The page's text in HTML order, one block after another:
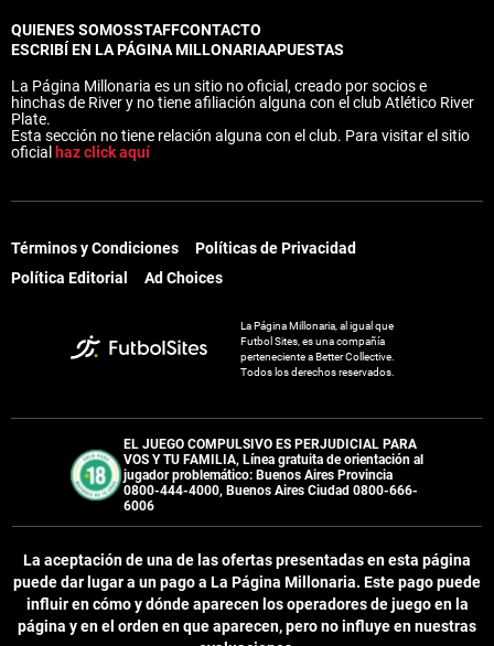
QUIENES SOMOSSTAFFCONTACTO
ESCRIBÍ EN LA PÁGINA MILLONARIAAPUESTAS
La Página Millonaria es un sitio no oficial, creado por socios e
hinchas de River y no tiene afiliación alguna con el club Atlético River
Plate.
Esta sección no tiene relación alguna con el club. Para visitar el sitio
oficial haz click aquí
Términos y Condiciones
Políticas de Privacidad
Política Editorial
Ad Choices
La Página Millonaria, al igual que
Futbol Sites, es una compañía
perteneciente a Better Collective.
Todos los derechos reservados.
EL JUEGO COMPULSIVO ES PERJUDICIAL PARA
VOS Y TU FAMILIA, Línea gratuita de orientación al
jugador problemático: Buenos Aires Provincia
0800-444-4000, Buenos Aires Ciudad 0800-666-
6006
La aceptación de una de las ofertas presentadas en esta página
puede dar lugar a un pago a La Página Millonaria. Este pago puede
influir en cómo y dónde aparecen los operadores de juego en la
página y en el orden en que aparecen, pero no influye en nuestras